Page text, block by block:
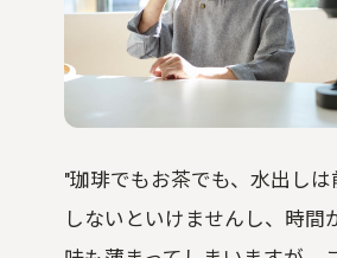
"珈琲でもお茶でも、水出し
しないといけませんし、時間